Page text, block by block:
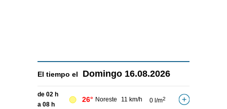
El tiempo el Domingo 16.08.2026
de 02 h
a 08 h
26° Noreste 11 km/h 0 l/m2